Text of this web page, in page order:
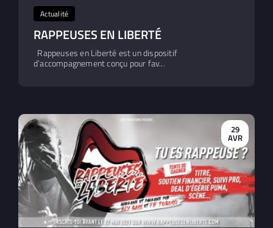
Actualité
RAPPEUSES EN LIBERTÉ
Rappeuses en Liberté est un dispositif
d’accompagnement conçu pour fav...
29
AVR